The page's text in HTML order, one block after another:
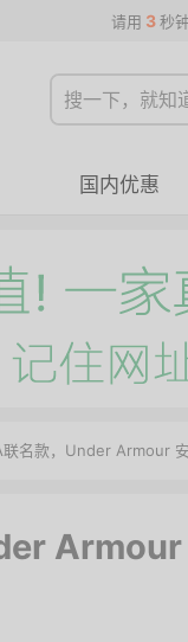
请用 3 秒
国内优惠
联名款，Under Armour